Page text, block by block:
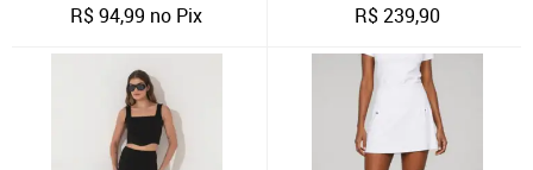
R$94,99 no Pix R$239,90